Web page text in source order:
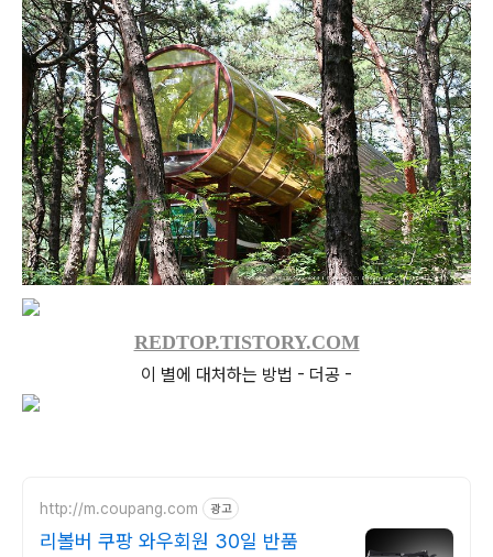
REDTOP.TISTORY.COM
이 별에 대처하는 방법 - 더공 -
http://m.coupang.com 광고
리볼버 쿠팡 와우회원 30일 반품